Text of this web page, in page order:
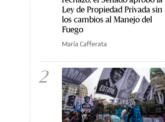
Ley de Propiedad Privada sin
los cambios al Manejo del
Fuego
María Cafferata
2